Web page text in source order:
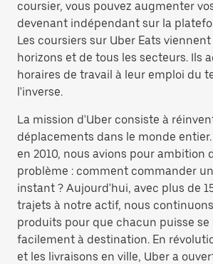
coursier, vous pouvez augmenter
devenant indépendant sur la
Les coursiers sur Uber Eats
horizons et de tous les secteurs. Ils
horaires de travail à leur emploi du
l'inverse.
La mission d'Uber consiste à
déplacements dans le monde
en 2010, nous avions pour ambition
problème : comment commander
instant ? Aujourd'hui, avec plus de
trajets à notre actif, nous
produits pour que chacun puisse se
facilement à destination. En
et les livraisons en ville, Uber a